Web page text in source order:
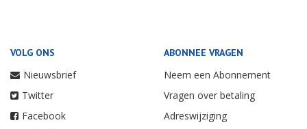
VOLG ONS
Nieuwsbrief
Twitter
Facebook
ABONNEE VRAGEN
Neem een Abonnement
Vragen over betaling
Adreswijziging